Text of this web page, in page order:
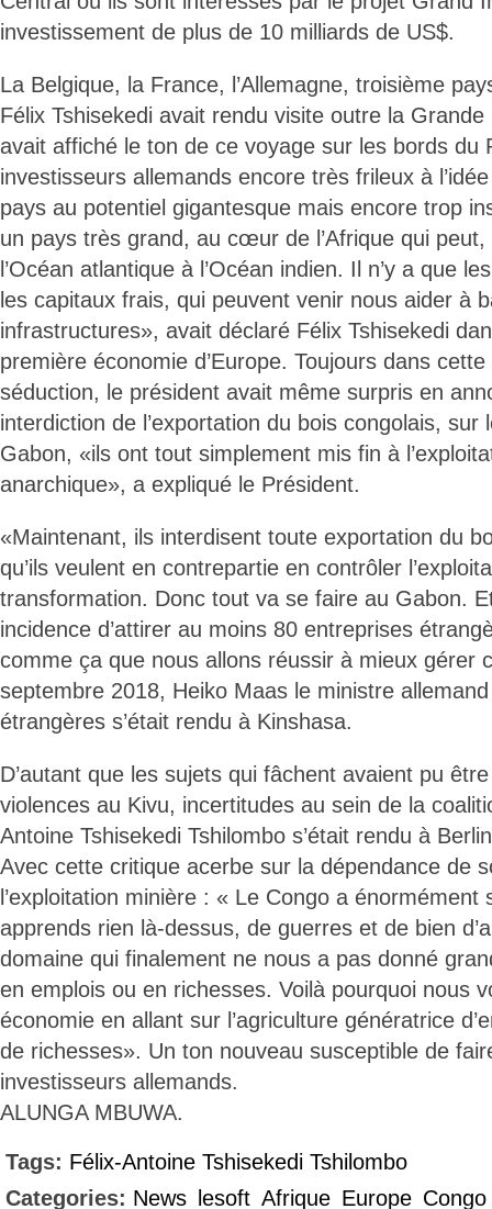
investissement de plus de 10 milliards de US$.
La Belgique, la France, l’Allemagne, troisième
Félix Tshisekedi avait rendu visite outre la
avait affiché le ton de ce voyage sur les bords du
investisseurs allemands encore très frileux à
pays au potentiel gigantesque mais encore trop
un pays très grand, au cœur de l’Afrique qui
l’Océan atlantique à l’Océan indien. Il n’y a que
les capitaux frais, qui peuvent venir nous aider à
infrastructures», avait déclaré Félix Tshisekedi
première économie d’Europe. Toujours dans
séduction, le président avait même surpris en
interdiction de l’exportation du bois congolais, sur
Gabon, «ils ont tout simplement mis fin à
anarchique», a expliqué le Président.
«Maintenant, ils interdisent toute exportation du
qu’ils veulent en contrepartie en contrôler
transformation. Donc tout va se faire au Gabon.
incidence d’attirer au moins 80 entreprises
comme ça que nous allons réussir à mieux gérer
septembre 2018, Heiko Maas le ministre
étrangères s’était rendu à Kinshasa.
D’autant que les sujets qui fâchent avaient pu
violences au Kivu, incertitudes au sein de la
Antoine Tshisekedi Tshilombo s’était rendu à
Avec cette critique acerbe sur la dépendance de
l’exploitation minière : « Le Congo a
apprends rien là-dessus, de guerres et de bien
domaine qui finalement ne nous a pas donné
en emplois ou en richesses. Voilà pourquoi nous
économie en allant sur l’agriculture génératrice
de richesses». Un ton nouveau susceptible de
investisseurs allemands.
ALUNGA MBUWA.
Tags: Félix-Antoine Tshisekedi Tshilombo
Categories: News lesoft Afrique Europe Congo